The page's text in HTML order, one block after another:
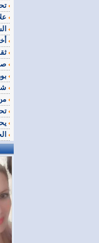
تحقيقات
ثقافة ومنوعات
تحديث مؤسساتي